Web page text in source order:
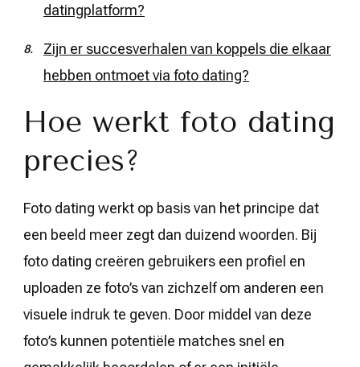
datingplatform?
Zijn er succesverhalen van koppels die elkaar
hebben ontmoet via foto dating?
Hoe werkt foto dating
precies?
Foto dating werkt op basis van het principe dat
een beeld meer zegt dan duizend woorden. Bij
foto dating creëren gebruikers een profiel en
uploaden ze foto’s van zichzelf om anderen een
visuele indruk te geven. Door middel van deze
foto’s kunnen potentiële matches snel en